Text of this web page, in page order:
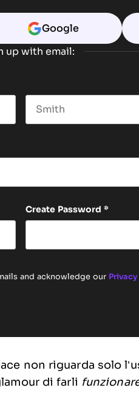
Google
up with email:
Create Password *
and acknowledge our
non riguarda solo
di farli